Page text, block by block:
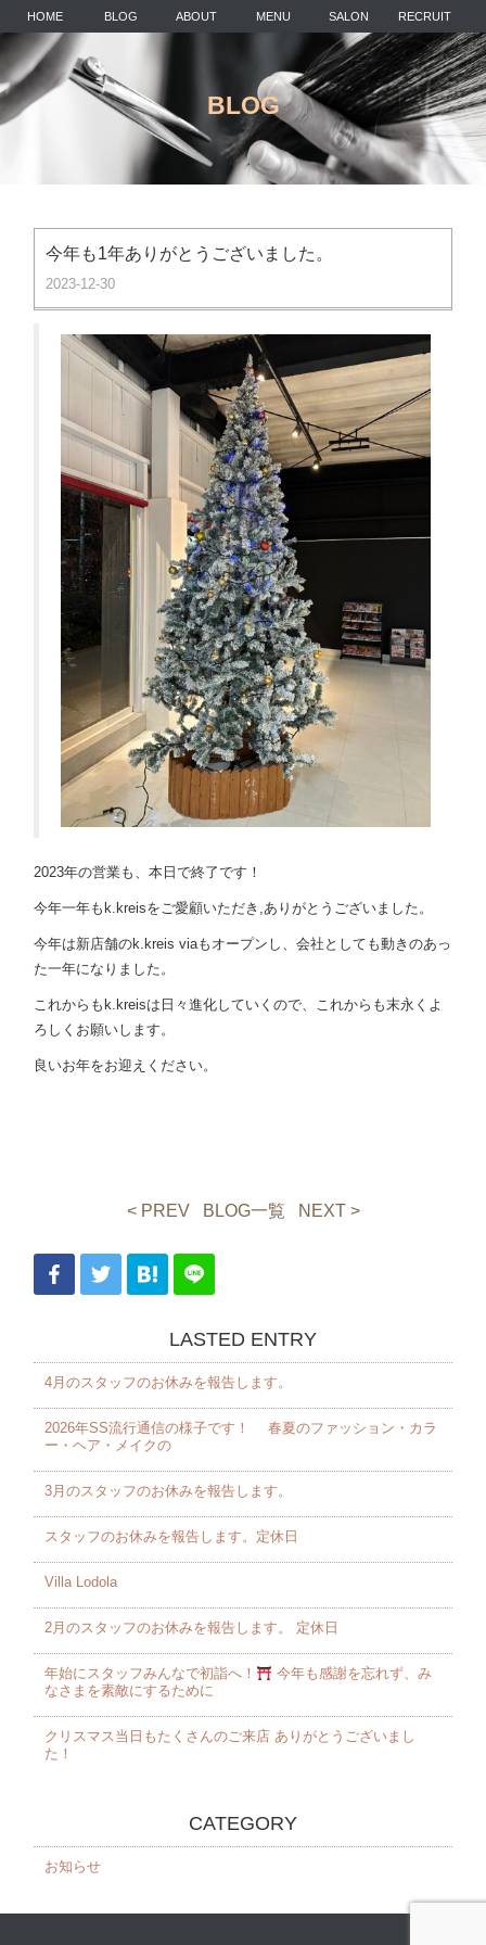
HOME BLOG ABOUT MENU SALON RECRUIT
BLOG
今年も1年ありがとうございました。
2023-12-30
2023年の営業も、本日で終了です！
今年一年もk.kreisをご愛顧いただき,ありがとうございました。
今年は新店舗のk.kreis viaもオープンし、会社としても動きのあっ
た一年になりました。
これからもk.kreisは日々進化していくので、これからも末永くよ
ろしくお願いします。
良いお年をお迎えください。
< PREV BLOG一覧 NEXT >
LASTED ENTRY
4月のスタッフのお休みを報告します。 ⁡
2026年SS流行通信の様子です！ 春夏のファッション・カラ
ー・ヘア・メイクの
3月のスタッフのお休みを報告します。 ⁡
スタッフのお休みを報告します。定休日
Villa Lodola
2月のスタッフのお休みを報告します。 定休日
年始にスタッフみんなで初詣へ！
今年も感謝を忘れず、み
なさまを素敵にするために
クリスマス当日もたくさんのご来店 ありがとうございまし
た！️
CATEGORY
お知らせ